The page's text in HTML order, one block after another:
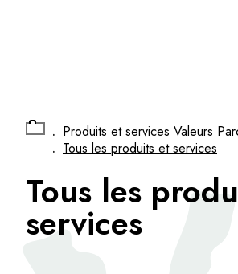
. Produits et services Valeurs
. Tous les produits et services
Tous les
services